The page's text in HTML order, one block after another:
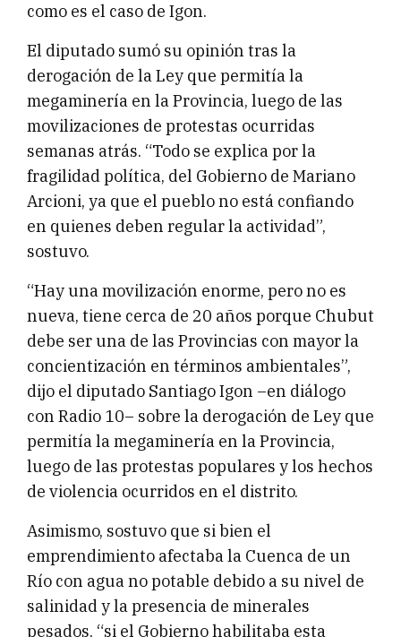
como es el caso de Igon.
El diputado sumó su opinión tras la
derogación de la Ley que permitía la
megaminería en la Provincia, luego de las
movilizaciones de protestas ocurridas
semanas atrás. “Todo se explica por la
fragilidad política, del Gobierno de Mariano
Arcioni, ya que el pueblo no está confiando
en quienes deben regular la actividad”,
sostuvo.
“Hay una movilización enorme, pero no es
nueva, tiene cerca de 20 años porque Chubut
debe ser una de las Provincias con mayor la
concientización en términos ambientales”,
dijo el diputado Santiago Igon –en diálogo
con Radio 10– sobre la derogación de Ley que
permitía la megaminería en la Provincia,
luego de las protestas populares y los hechos
de violencia ocurridos en el distrito.
Asimismo, sostuvo que si bien el
emprendimiento afectaba la Cuenca de un
Río con agua no potable debido a su nivel de
salinidad y la presencia de minerales
pesados, “si el Gobierno habilitaba esta